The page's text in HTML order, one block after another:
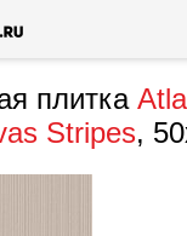
плитка
Stripes,